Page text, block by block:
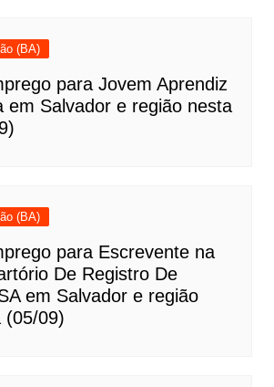
(BA)
para Jovem Aprendiz
em Salvador e região nesta
(BA)
para Escrevente na
De Registro De
em Salvador e região
(05/09)